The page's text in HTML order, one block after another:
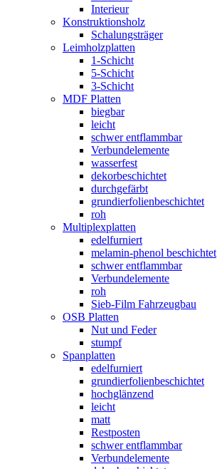
Interieur
Konstruktionsholz
Schalungsträger
Leimholzplatten
1-Schicht
5-Schicht
3-Schicht
MDF Platten
biegbar
leicht
schwer entflammbar
Verbundelemente
wasserfest
dekorbeschichtet
durchgefärbt
grundierfolienbeschichtet
roh
Multiplexplatten
edelfurniert
melamin-phenol beschichtet
schwer entflammbar
Verbundelemente
roh
Sieb-Film Fahrzeugbau
OSB Platten
Nut und Feder
stumpf
Spanplatten
edelfurniert
grundierfolienbeschichtet
hochglänzend
leicht
matt
Restposten
schwer entflammbar
Verbundelemente